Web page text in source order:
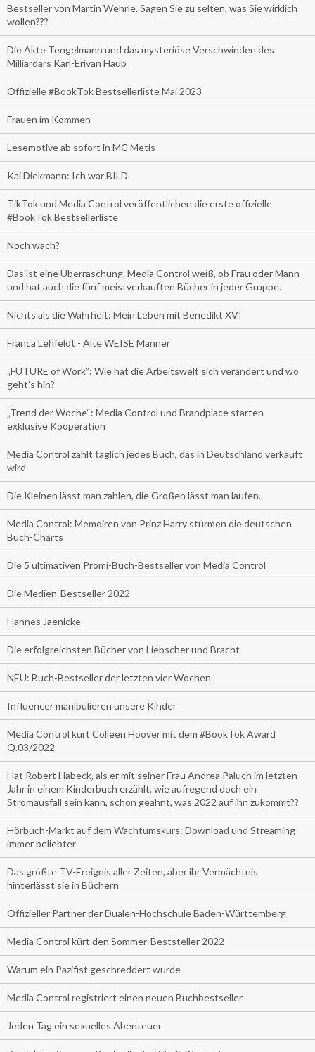
Bestseller von Martin Wehrle. Sagen Sie zu selten, was Sie wirklich
wollen???
Die Akte Tengelmann und das mysteriöse Verschwinden des
Milliardärs Karl-Erivan Haub
Offizielle #BookTok Bestsellerliste Mai 2023
Frauen im Kommen
Lesemotive ab sofort in MC Metis
Kai Diekmann: Ich war BILD
TikTok und Media Control veröffentlichen die erste offizielle
#BookTok Bestsellerliste
Noch wach?
Das ist eine Überraschung. Media Control weiß, ob Frau oder Mann
und hat auch die fünf meistverkauften Bücher in jeder Gruppe.
Nichts als die Wahrheit: Mein Leben mit Benedikt XVI
Franca Lehfeldt - Alte WEISE Männer
„FUTURE of Work”: Wie hat die Arbeitswelt sich verändert und wo
geht’s hin?
„Trend der Woche“: Media Control und Brandplace starten
exklusive Kooperation
Media Control zählt täglich jedes Buch, das in Deutschland verkauft
wird
Die Kleinen lässt man zahlen, die Großen lässt man laufen.
Media Control: Memoiren von Prinz Harry stürmen die deutschen
Buch-Charts
Die 5 ultimativen Promi-Buch-Bestseller von Media Control
Die Medien-Bestseller 2022
Hannes Jaenicke
Die erfolgreichsten Bücher von Liebscher und Bracht
NEU: Buch-Bestseller der letzten vier Wochen
Influencer manipulieren unsere Kinder
Media Control kürt Colleen Hoover mit dem #BookTok Award
Q.03/2022
Hat Robert Habeck, als er mit seiner Frau Andrea Paluch im letzten
Jahr in einem Kinderbuch erzählt, wie aufregend doch ein
Stromausfall sein kann, schon geahnt, was 2022 auf ihn zukommt??
Hörbuch-Markt auf dem Wachtumskurs: Download und Streaming
immer beliebter
Das größte TV-Ereignis aller Zeiten, aber ihr Vermächtnis
hinterlässt sie in Büchern
Offizieller Partner der Dualen-Hochschule Baden-Württemberg
Media Control kürt den Sommer-Beststeller 2022
Warum ein Pazifist geschreddert wurde
Media Control registriert einen neuen Buchbestseller
Jeden Tag ein sexuelles Abenteuer